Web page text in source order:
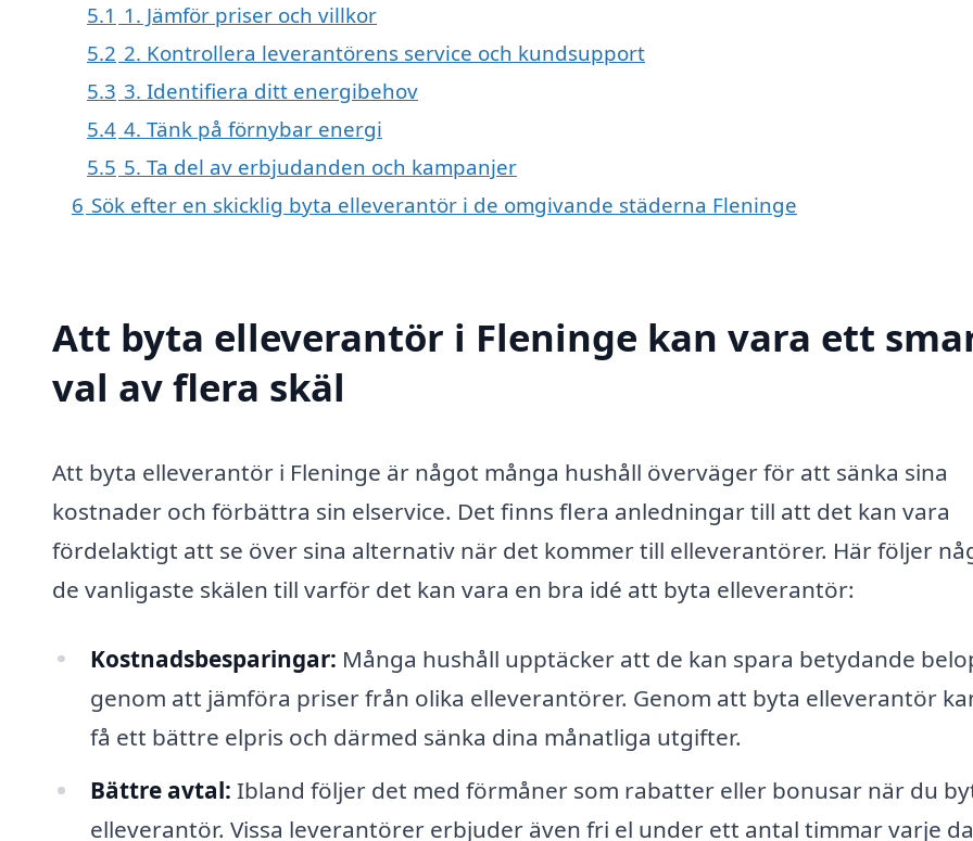
5.1 1. Jämför priser och villkor
5.2 2. Kontrollera leverantörens service och kundsupport
5.3 3. Identifiera ditt energibehov
5.4 4. Tänk på förnybar energi
5.5 5. Ta del av erbjudanden och kampanjer
6 Sök efter en skicklig byta elleverantör i de omgivande städerna Fleninge
Att byta elleverantör i Fleninge kan vara ett
val av flera skäl
Att byta elleverantör i Fleninge är något många hushåll överväger för att sänka sina
kostnader och förbättra sin elservice. Det finns flera anledningar till att det kan vara
fördelaktigt att se över sina alternativ när det kommer till elleverantörer. Här följer
de vanligaste skälen till varför det kan vara en bra idé att byta elleverantör:
Kostnadsbesparingar: Många hushåll upptäcker att de kan spara betydande
genom att jämföra priser från olika elleverantörer. Genom att byta elleverantör
få ett bättre elpris och därmed sänka dina månatliga utgifter.
Bättre avtal: Ibland följer det med förmåner som rabatter eller bonusar när du
elleverantör. Vissa leverantörer erbjuder även fri el under ett antal timmar varje